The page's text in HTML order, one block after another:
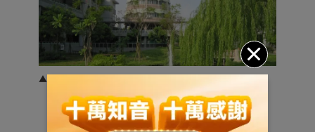
▲大橋國中校園一隅。資料/圖片來源：大橋國中